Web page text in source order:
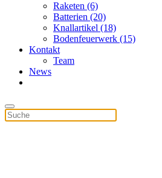
Raketen (6)
Batterien (20)
Knallartikel (18)
Bodenfeuerwerk (15)
Kontakt
Team
News